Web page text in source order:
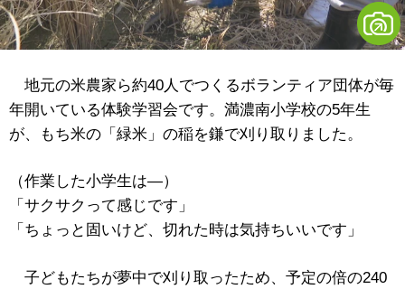
地元の米農家ら約40人でつくるボランティア団体が毎
年開いている体験学習会です。満濃南小学校の5年生
が、もち米の「緑米」の稲を鎌で刈り取りました。
（作業した小学生は―）
「サクサクって感じです」
「ちょっと固いけど、切れた時は気持ちいいです」
子どもたちが夢中で刈り取ったため、予定の倍の240